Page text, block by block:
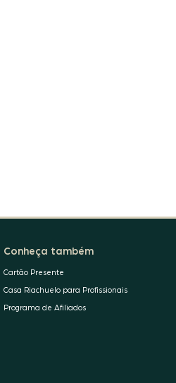
Conheça também
Cartão Presente
Casa Riachuelo para Profissionais
Programa de Afiliados